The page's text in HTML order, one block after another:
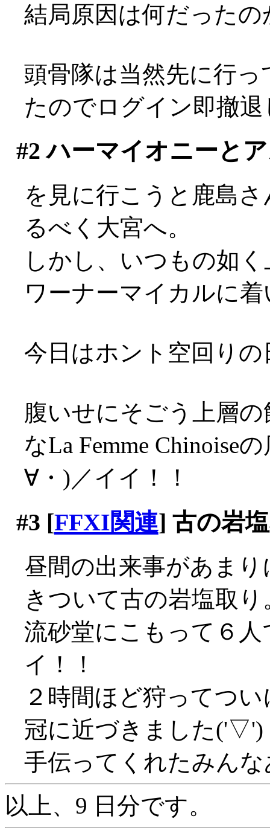
結局原因は何だった
頭骨隊は当然先に行
たのでログイン即撤
#2 ハーマイオニーと
を見に行こうと鹿島
るべく大宮へ。
しかし、いつもの如
ワーナーマイカルに
今日はホント空回りの
腹いせにそごう上層
なLa Femme Chinoise
∀・)／イイ！！
#3 [FFXI関連] 古の岩
昼間の出来事があま
きついて古の岩塩取り
流砂堂にこもって６
イ！！
２時間ほど狩ってつ
冠に近づきました('▽')
手伝ってくれたみん
以上、9 日分です。